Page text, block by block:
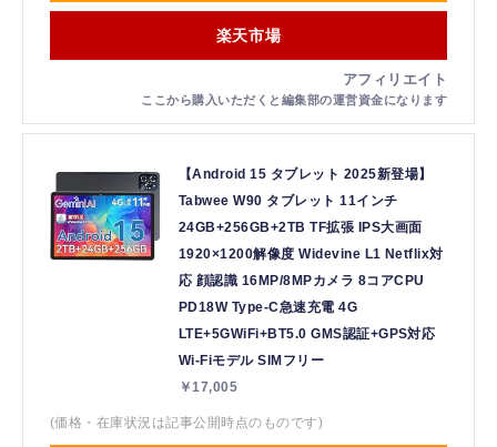
楽天市場
【Android 15 タブレット 2025新登場】
Tabwee W90 タブレット 11インチ
24GB+256GB+2TB TF拡張 IPS大画面
1920×1200解像度 Widevine L1 Netflix対
応 顔認識 16MP/8MPカメラ 8コアCPU
PD18W Type-C急速充電 4G
LTE+5GWiFi+BT5.0 GMS認証+GPS対応
Wi-Fiモデル SIMフリー
￥17,005
(価格・在庫状況は記事公開時点のものです)